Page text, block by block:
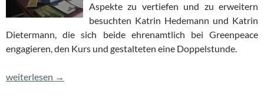
Aspekte zu vertiefen und zu erweitern
besuchten Katrin Hedemann und Katrin
Dietermann, die sich beide ehrenamtlich bei Greenpeace
engagieren, den Kurs und gestalteten eine Doppelstunde.
Besuch der Greenpeace Ortsgruppe Siegen
weiterlesen →